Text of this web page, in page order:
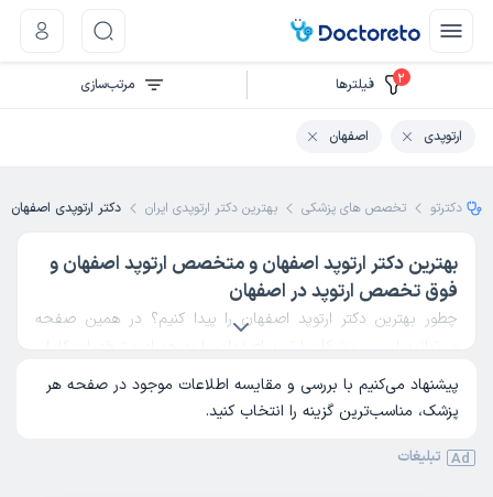
دکترتو تخصص های پزشکی بهترین دکتر ارتوپدی ایران دکتر ارتوپدی اصفهان
بهترین دکتر ارتوپد اصفهان و متخصص ارتوپد اصفهان و
فوق تخصص ارتوپد در اصفهان
چطور بهترین دکتر ارتوپد اصفهان را پیدا کنیم؟ در همین صفحه
تجربه و تخصص مشاهده کنید. با بررسی نظرات کاربران و مقایسه
مهارت‌ها، بهترین متخصص ارتوپد در
دکتر بهمن دوامی
پیشنهاد می‌کنیم با بررسی و مقایسه اطلاعات موجود در صفحه هر
پزشک، مناسب‌ترین گزینه را انتخاب کنید.
Ad تبلیغات
2 فیلتر‌ها مرتب‌سازی
ارتوپدی اصفهان